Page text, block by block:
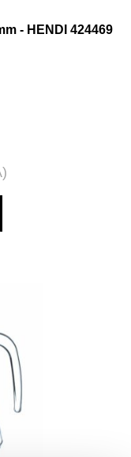
- HENDI 424469